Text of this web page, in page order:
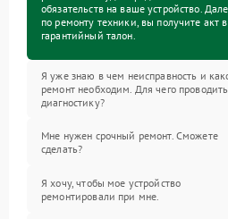
обязательств на ваше устройство.
по ремонту техники, вы получите акт
гарантийный талон.
Я уже знаю в чем неисправность и
ремонт необходим. Для чего проводить
диагностику?
Мне нужен срочный ремонт. Сможете
сделать?
Я хочу, чтобы мое устройство
ремонтировали при мне.